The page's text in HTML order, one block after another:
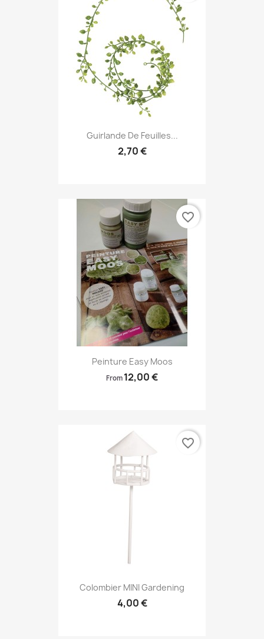
Guirlande De Feuilles...
2,70 €
Peinture Easy Moos
From 12,00 €
favorite_border
Colombier MINI Gardening
4,00 €
favorite_border